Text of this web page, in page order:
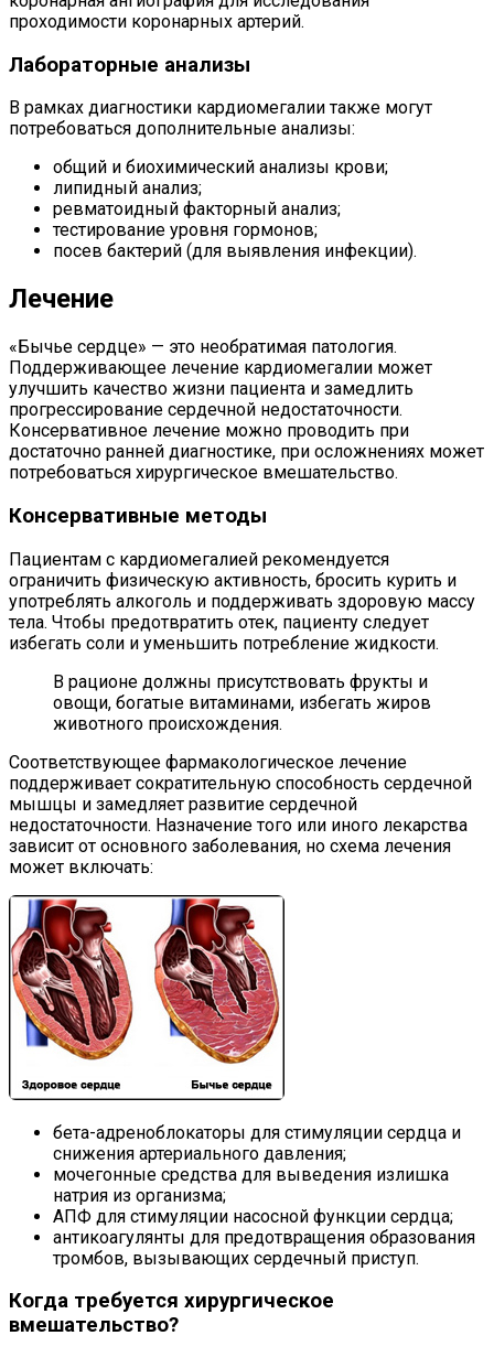
проходимости коронарных артерий.
Лабораторные анализы
В рамках диагностики кардиомегалии также могут
потребоваться дополнительные анализы:
общий и биохимический анализы крови;
липидный анализ;
ревматоидный факторный анализ;
тестирование уровня гормонов;
посев бактерий (для выявления инфекции).
Лечение
«Бычье сердце» — это необратимая патология.
Поддерживающее лечение кардиомегалии может
улучшить качество жизни пациента и замедлить
прогрессирование сердечной недостаточности.
Консервативное лечение можно проводить при
достаточно ранней диагностике, при осложнениях может
потребоваться хирургическое вмешательство.
Консервативные методы
Пациентам с кардиомегалией рекомендуется
ограничить физическую активность, бросить курить и
употреблять алкоголь и поддерживать здоровую массу
тела. Чтобы предотвратить отек, пациенту следует
избегать соли и уменьшить потребление жидкости.
В рационе должны присутствовать фрукты и
овощи, богатые витаминами, избегать жиров
животного происхождения.
Соответствующее фармакологическое лечение
поддерживает сократительную способность сердечной
мышцы и замедляет развитие сердечной
недостаточности. Назначение того или иного лекарства
зависит от основного заболевания, но схема лечения
может включать:
бета-адреноблокаторы для стимуляции сердца и
снижения артериального давления;
мочегонные средства для выведения излишка
натрия из организма;
АПФ для стимуляции насосной функции сердца;
антикоагулянты для предотвращения образования
тромбов, вызывающих сердечный приступ.
Когда требуется хирургическое
вмешательство?